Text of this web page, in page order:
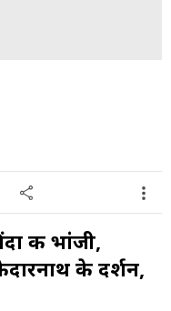
की भांजी,
के दर्शन,